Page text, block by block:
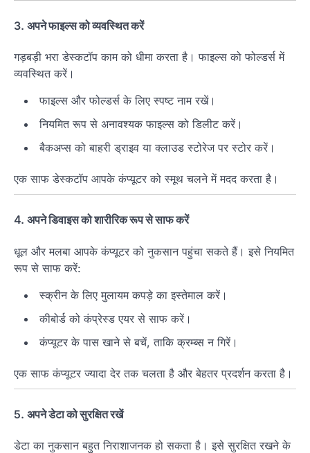
3. अपने फाइल्स को व्यवस्थित करें
गड़बड़ी भरा डेस्कटॉप काम को धीमा करता है। फाइल्स को फोल्डर्स में
व्यवस्थित करें।
फाइल्स और फोल्डर्स के लिए स्पष्ट नाम रखें।
नियमित रूप से अनावश्यक फाइल्स को डिलीट करें।
बैकअप्स को बाहरी ड्राइव या क्लाउड स्टोरेज पर स्टोर करें।
एक साफ डेस्कटॉप आपके कंप्यूटर को स्मूथ चलने में मदद करता है।
4. अपने डिवाइस को शारीरिक रूप से साफ करें
धूल और मलबा आपके कंप्यूटर को नुकसान पहुंचा सकते हैं। इसे नियमित
रूप से साफ करें:
स्क्रीन के लिए मुलायम कपड़े का इस्तेमाल करें।
कीबोर्ड को कंप्रेस्ड एयर से साफ करें।
कंप्यूटर के पास खाने से बचें, ताकि क्रम्ब्स न गिरें।
एक साफ कंप्यूटर ज्यादा देर तक चलता है और बेहतर प्रदर्शन करता है।
5. अपने डेटा को सुरक्षित रखें
डेटा का नुकसान बहुत निराशाजनक हो सकता है। इसे सुरक्षित रखने के